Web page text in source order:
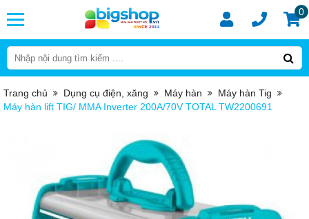
0
Trang chủ Dụng cụ điện, xăng Máy hàn
Máy hàn Tig
Máy hàn lift TIG/ MMA Inverter 200A/70V TOTAL TW2200691